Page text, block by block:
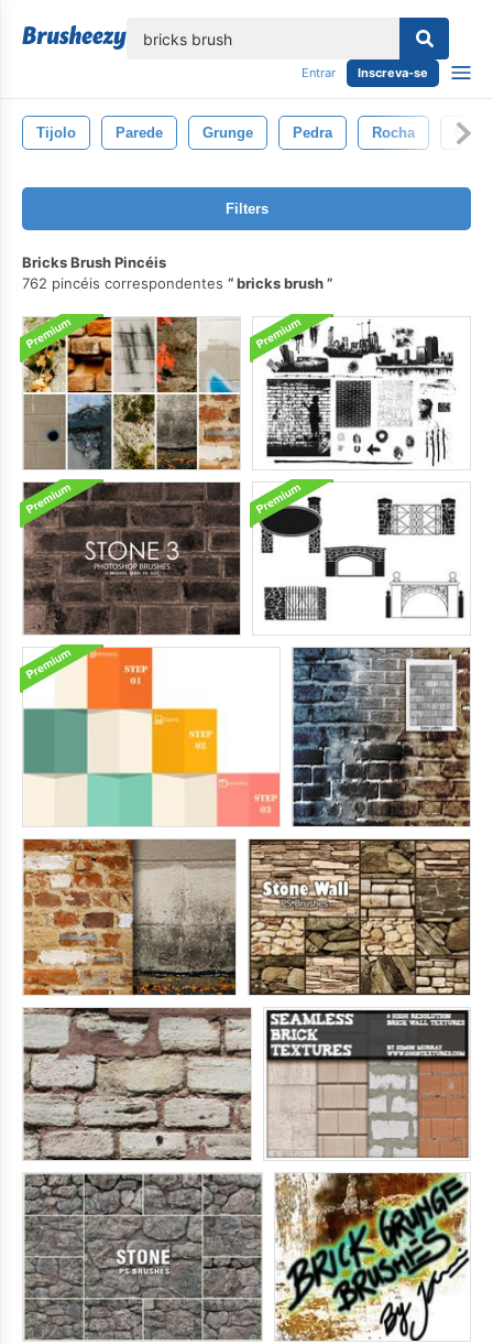
Entrar Inscreva-se
Tijolo Parede Grunge Pedra Rocha
Filters
Bricks Brush Pincéis
762 pincéis correspondentes
bricks brush